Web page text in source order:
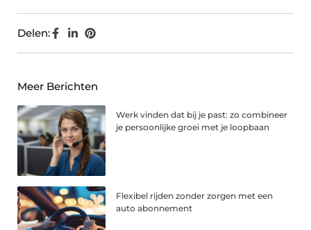
Delen:
Meer Berichten
Werk vinden dat bij je past: zo combineer
je persoonlijke groei met je loopbaan
Flexibel rijden zonder zorgen met een
auto abonnement